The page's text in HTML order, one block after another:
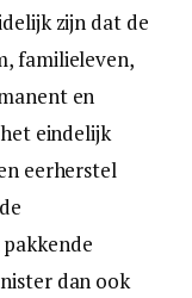
zijn dat de
familieleven,
en
eindelijk
eerherstel
dan ook